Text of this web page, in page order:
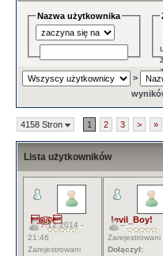
Nazwa użytkownika
>
4158 Stron 1 2 3 > »
Lista użytkowników
௵
7.12.2014 -
21:46
Zarejestrowani
!evil_Boy!
--
Zarejestrowani
Dołączył: